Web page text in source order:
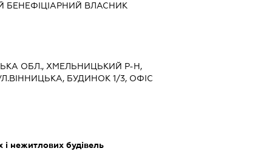
БЕНЕФІЦІАРНИЙ ВЛАСНИК
ОБЛ., ХМЕЛЬНИЦЬКИЙ Р-Н,
БУДИНОК 1/3, ОФІС
і нежитлових будівель